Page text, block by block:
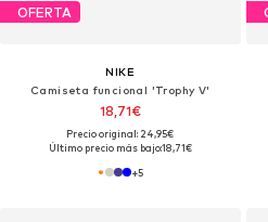
OFERTA
NIKE
Camiseta funcional 'Trophy V'
18,71€
Precio original: 24,95€
Último precio más bajo:18,71€
+5